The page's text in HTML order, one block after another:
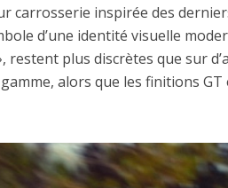
carrosserie inspirée des
d’une identité visuelle
restent plus discrètes que sur
gamme, alors que les finitions